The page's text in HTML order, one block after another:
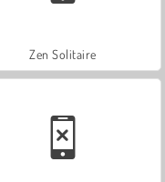
Zen Solitaire